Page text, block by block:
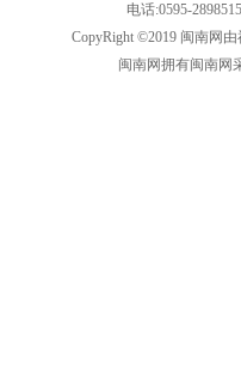
电话:0595-
CopyRight ©2019 闽南网
闽南网拥有闽南网